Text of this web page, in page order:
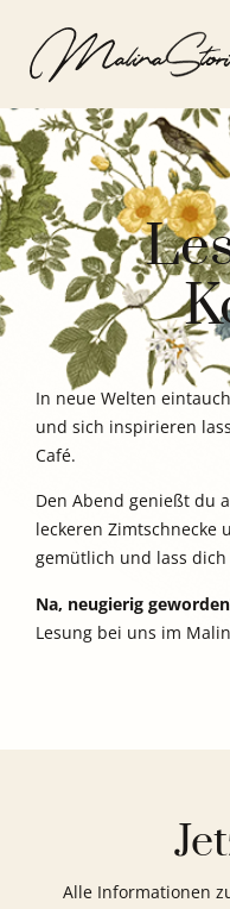
In neue Welten
und sich inspirieren
Café.
Den Abend genießt du
leckeren Zimtschnecke
gemütlich und lass
Na, neugierig
Lesung bei uns im
Alle Informationen